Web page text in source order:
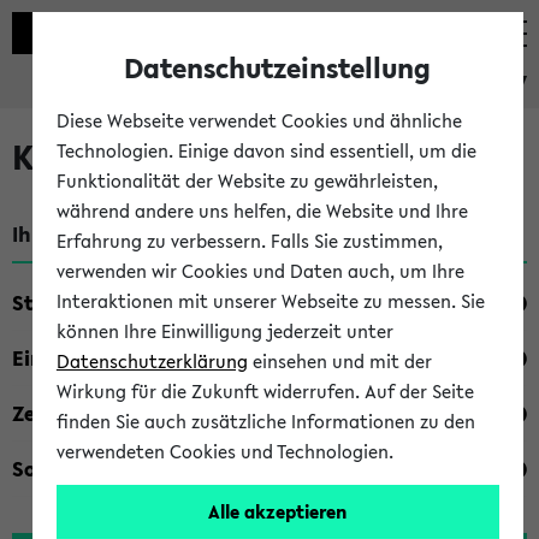
eKVV
Kombisuche im eKVV
Ihre Suchkriterien:
Studienfach
Einrichtung
Zeiten
Sonstiges
Datenschutzeinstellung
Diese Webseite verwendet Cookies und ähnliche
Technologien. Einige davon sind essentiell, um die
Funktionalität der Website zu gewährleisten,
während andere uns helfen, die Website und Ihre
Erfahrung zu verbessern. Falls Sie zustimmen,
verwenden wir Cookies und Daten auch, um Ihre
Interaktionen mit unserer Webseite zu messen. Sie
können Ihre Einwilligung jederzeit unter
Datenschutzerklärung einsehen und mit der
Wirkung für die Zukunft widerrufen. Auf der Seite
finden Sie auch zusätzliche Informationen zu den
verwendeten Cookies und Technologien.
Alle akzeptieren